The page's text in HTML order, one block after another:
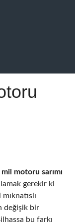
motoru sarımı
gerekir ki
değişik bir
bu farkı